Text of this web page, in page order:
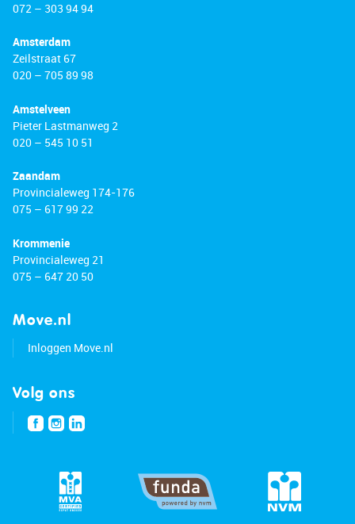
072 – 303 94 94
Amsterdam
Zeilstraat 67
020 – 705 89 98
Amstelveen
Pieter Lastmanweg 2
020 – 545 10 51
Zaandam
Provincialeweg 174-176
075 – 617 99 22
Krommenie
Provincialeweg 21
075 – 647 20 50
Move.nl
Inloggen Move.nl
Volg ons